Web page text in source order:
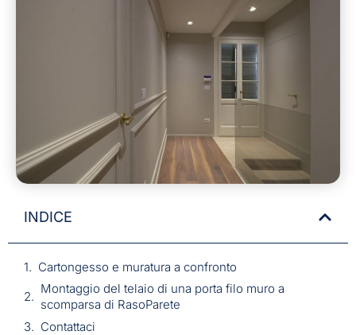
INDICE
Cartongesso e muratura a confronto
Montaggio del telaio di una porta filo muro a
scomparsa di RasoParete
Contattaci